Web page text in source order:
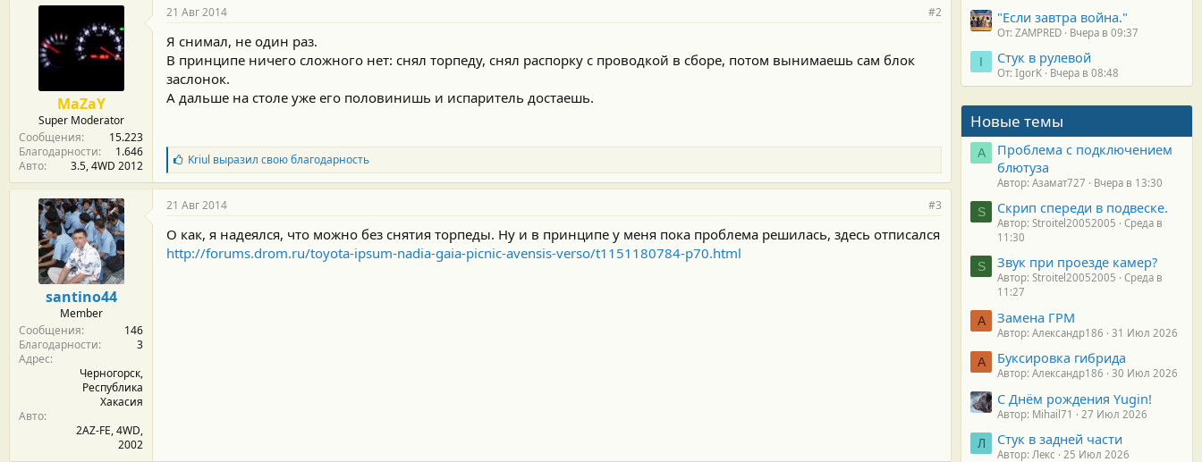
MaZaY
Super Moderator
Сообщения
15.223
Благодарности
1.646
Авто
3.5, 4WD 2012
21 Авг 2014 #2
Я снимал, не один раз.
В принципе ничего сложного нет: снял торпеду, снял распорку с проводкой в сборе, потом вынимаешь сам блок
заслонок.
А дальше на столе уже его половинишь и испаритель достаешь.
Б
л
а
г
о
д
а
р
Kriul выразил свою благодарность
santino44
Member
Сообщения
146
Благодарности
3
Адрес
Черногорск,
Республика
Хакасия
Авто
2AZ-FE, 4WD,
2002
21 Авг 2014 #3
О как, я надеялся, что можно без снятия торпеды. Ну и в принципе у меня пока проблема решилась, здесь отписался
http://forums.drom.ru/toyota-ipsum-nadia-gaia-picnic-avensis-verso/t1151180784-p70.html
"Если завтра война."
От: ZAMPRED Вчера в 09:37
I Стук в рулевой
От: IgorK Вчера в 08:48
Новые темы
А
Проблема с подключением
блютуза
Автор: Азамат727 Вчера в 13:30
S Скрип спереди в подвеске.
Автор: Stroitel20052005
Среда в
11:30
S Звук при проезде камер?
Автор: Stroitel20052005
Среда в
11:27
А Замена ГРМ
Автор: Александр186 31 Июл 2026
А Буксировка гибрида
Автор: Александр186 30 Июл 2026
С Днём рождения Yugin!
Автор: Mihail71 27 Июл 2026
Л Стук в задней части
Автор: Лекс 25 Июл 2026